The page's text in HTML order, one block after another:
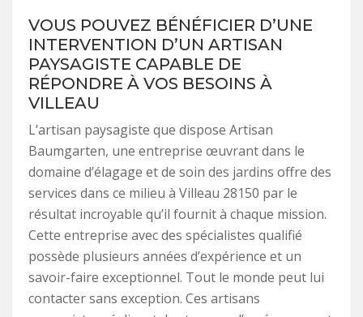
VOUS POUVEZ BÉNÉFICIER D’UNE
INTERVENTION D’UN ARTISAN
PAYSAGISTE CAPABLE DE
RÉPONDRE À VOS BESOINS À
VILLEAU
L’artisan paysagiste que dispose Artisan
Baumgarten, une entreprise œuvrant dans le
domaine d’élagage et de soin des jardins offre des
services dans ce milieu à Villeau 28150 par le
résultat incroyable qu’il fournit à chaque mission.
Cette entreprise avec des spécialistes qualifié
possède plusieurs années d’expérience et un
savoir-faire exceptionnel. Tout le monde peut lui
contacter sans exception. Ces artisans